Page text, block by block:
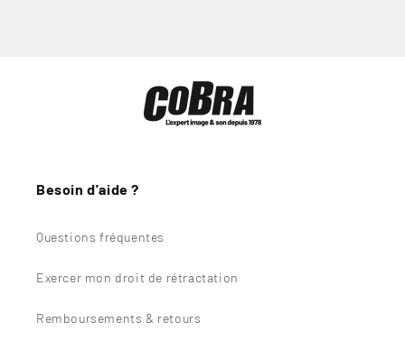
Besoin d'aide ?
Questions fréquentes
Exercer mon droit de rétractation
Remboursements & retours